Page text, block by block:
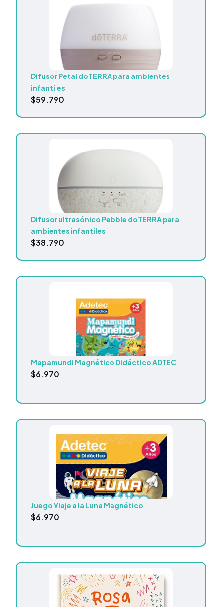
Difusor Petal doTERRA para ambientes
infantiles
$59.790
Difusor ultrasónico Pebble doTERRA para
ambientes infantiles
$38.790
Mapamundi Magnético Didáctico ADTEC
$6.970
Juego Viaje a la Luna Magnético
$6.970